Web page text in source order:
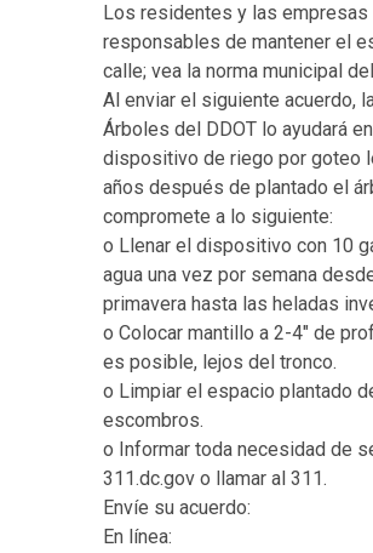
Los residentes y las empresas
responsables de mantener el
calle; vea la norma municipal
Al enviar el siguiente acuerdo,
Árboles del DDOT lo ayudará
dispositivo de riego por goteo
años después de plantado el
compromete a lo siguiente:
o Llenar el dispositivo con 10
agua una vez por semana
primavera hasta las heladas
o Colocar mantillo a 2-4" de
es posible, lejos del tronco.
o Limpiar el espacio plantado
escombros.
o Informar toda necesidad de
311.dc.gov o llamar al 311.
Envíe su acuerdo:
En línea: